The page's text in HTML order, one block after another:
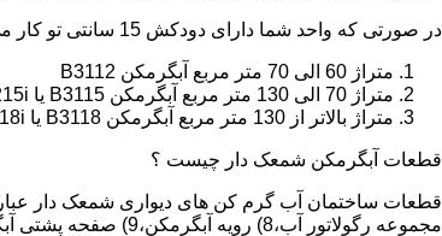
در صورتی که واحد شما دارای دودکش 15 سانتی تو کار می باشد بر اساس متراژ می توانید دستگاه های زیر را انتخاب نمایید:
متراژ 60 الی 70 متر مربع آبگرمکن B3112
متراژ 70 الی 130 متر مربع آبگرمکن B3115 یا B3215i
متراژ بالاتر از 130 متر مربع آبگرمکن B3118 یا B3218i
قطعات آبگرمکن شمعک دار چیست ؟